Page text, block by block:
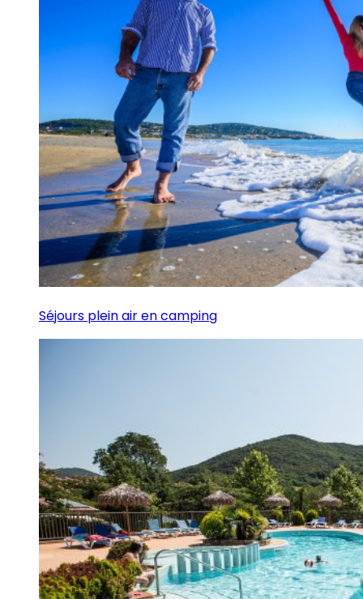
Séjours plein air en camping